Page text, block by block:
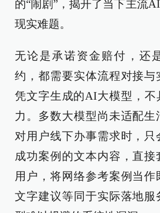
的“闹剧”，揭开了当下主流
现实难题。
无论是承诺资金赔付，还
约，都需要实体流程对接与
凭文字生成的AI大模型，不
力。多数大模型尚未适配生
对用户线下办事需求时，
成功案例的文本内容，直接
用户，将网络参考案例当
文字建议等同于实际落地服